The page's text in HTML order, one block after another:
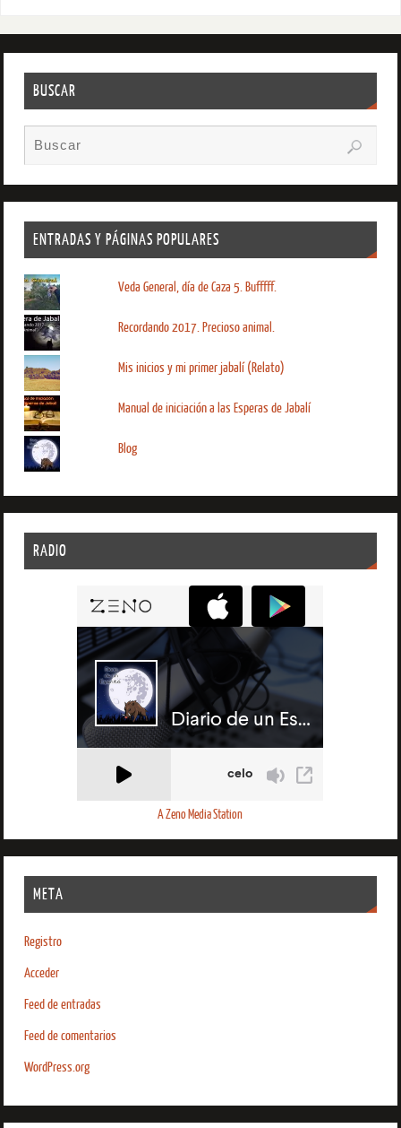
BUSCAR
ENTRADAS Y PÁGINAS POPULARES
Veda General, día de Caza 5. Bufffff.
Recordando 2017. Precioso animal.
Mis inicios y mi primer jabalí (Relato)
Manual de iniciación a las Esperas de Jabalí
Blog
RADIO
A Zeno Media Station
META
Registro
Acceder
Feed de entradas
Feed de comentarios
WordPress.org